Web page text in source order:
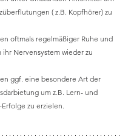
( z.B. Kopfhörer) zu
oftmals regelmäßiger Ruhe und
ihr Nervensystem wieder zu
ggf. eine besondere Art der
um z.B. Lern- und
zu erzielen.